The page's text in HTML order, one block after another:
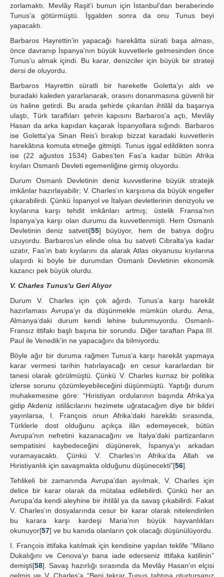
zorlamaktı. Mevlây Raşit’i bunun için İstanbul’dan beraberinde
Tunus’a götürmüştü. İşgalden sonra da onu Tunus beyi
yapacaktı.
Barbaros Hayrettin’in yapacağı harekâtta sürati başa alması,
önce davranıp İspanya’nın büyük kuvvetlerle gelmesinden önce
Tunus’u almak içindi. Bu karar, denizciler için büyük bir strateji
dersi de oluyordu.
Barbaros Hayrettin süratli bir hareketle Goletta’yı aldı ve
buradaki kaleden yararlanarak, orasını donanmasına güvenli bir
üs haline getirdi. Bu arada şehirde çıkarılan ihtilâl da başarıya
ulaştı, Türk taraflıları şehrin kapısını Barbaros’a açtı, Mevlây
Hasan da arka kapıdan kaçarak İspanyollara sığındı. Barbaros
ise Goletta’ya Sinan Reis’i bırakıp bizzat karadaki kuvvetlerin
harekâtına komuta etmeğe gitmişti. Tunus işgal edildikten sonra
ise (22 ağustos 1534) Gabes’ten Fas’a kadar bütün Afrika
kıyıları Osmanlı Devleti egemenliğine girmiş oluyordu.
Durum Osmanlı Devletinin deniz kuvvetlerine büyük stratejik
imkânlar hazırlayabilir; V. Charles’ın karşısına da büyük engeller
çıkarabilirdi. Çünkü İspanyol ve İtalyan devletlerinin denizyolu ve
kıyılarına karşı tehdit imkânları artmış; üstelik Fransa’nın
İspanya’ya karşı olan durumu da kuvvetlenmişti. Hem Osmanlı
Devletinin deniz satveti[55] büyüyor, hem de batıya doğru
uzuyordu. Barbaros’un elinde olsa bu satveti Cıbralta’ya kadar
uzatır, Fas’ın batı kıyılarını da alarak Atlas okyanusu kıyılarına
ulaşırdı ki böyle bir durumdan Osmanlı Devletinin ekonomik
kazancı pek büyük olurdu.
V. Charles Tunus'u Geri Alıyor
Durum V. Charles için çok ağırdı. Tunus’a karşı harekât
hazırlaması Avrupa’yı da düşünmekle mümkün olurdu. Ama,
Almanya’daki durum kendi lehine bulunmuyordu. Osmanlı-
Fransız ittifakı başlı başına bir sorundu. Diğer taraftan Papa III.
Paul ile Venedik’in ne yapacağını da bilmiyordu.
Böyle ağır bir duruma rağmen Tunus’a karşı harekât yapmaya
karar vermesi tarihin hatırlayacağı en cesur kararlardan bir
tanesi olarak görülmüştü. Çünkü V. Charles kurnaz bir politika
izlerse sorunu çözümleyebileceğini düşünmüştü. Yaptığı durum
muhakemesine göre: “Hıristiyan ordularının başında Afrika’ya
gidip Akdeniz istilâcılarını hezimete uğratacağım diye bir bildiri
yayınlarsa, I. François onun Afrika’daki harekâtı sırasında,
Türklerle dost olduğunu açıkça ilân edemeyecek, bütün
Avrupa'nın nefretini kazanacağını ve İtalya’daki partizanların
sempatisini kaybedeceğini düşünerek, İspanya’yı arkadan
vuramayacaktı. Çünkü V. Charles’ın Afrika’da Allah ve
Hıristiyanlık için savaşmakta olduğunu düşünecekti”[56].
Tehlikeli bir zamanında Avrupa’dan ayıılmak, V. Charles için
delice bir karar olarak da mütalaa edilebilirdi. Çünkü her an
Avrupa’da kendi aleyhine bir ihtilâl ya da savaş çıkabilirdi. Fakat
V. Charles’ın dosyalarında cesur bir karar olarak nitelendirilen
bu karara karşı kardeşi Maria’nın büyük hayvanlıkları
okunuyor[57] ve bu kanıda olanların çok olacağı düşünülüyordu.
I. François ittifaka katılmak için kendisine yapılan teklife “Milano
Dukalığını ve Cenova’yı bana iade ederseniz ittifaka katilinin”
demişti[58]. Savaş hazırlığı sırasında da Mevlây Hasan’ın elçisi